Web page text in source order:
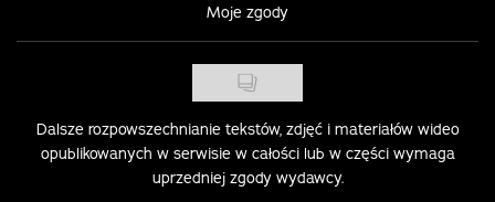
Moje zgody
Dalsze rozpowszechnianie tekstów, zdjęć i materiałów wideo
opublikowanych w serwisie w całości lub w części wymaga
uprzedniej zgody wydawcy.